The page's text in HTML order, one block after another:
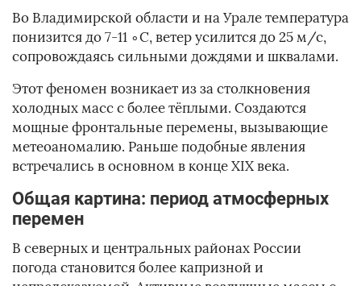
Во Владимирской области и на Урале температура
понизится до 7-11 ∘C, ветер усилится до 25 м/с,
сопровождаясь сильными дождями и шквалами.
Этот феномен возникает из за столкновения
холодных масс с более тёплыми. Создаются
мощные фронтальные перемены, вызывающие
метеоаномалию. Раньше подобные явления
встречались в основном в конце XIX века.
Общая картина: период атмосферных
перемен
В северных и центральных районах России
погода становится более капризной и